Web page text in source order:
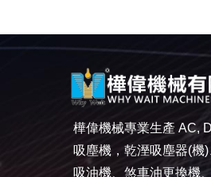
樺偉機械專業生產 AC,
吸塵機，乾溼吸塵器(機)
吸油機、煞車油更換機